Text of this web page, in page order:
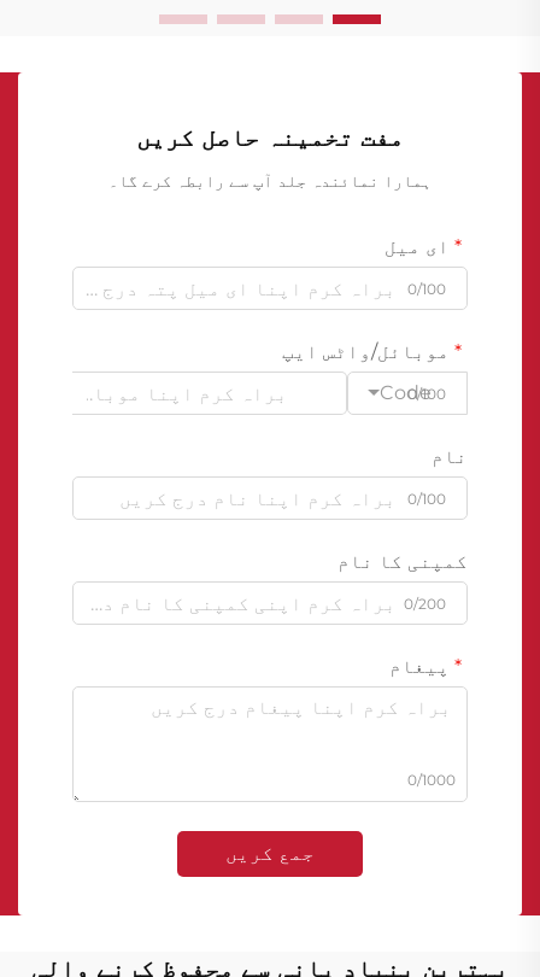
مفت تخمینہ حاصل کریں
ہمارا نمائندہ جلد آپ سے رابطہ کرے گا۔
ای میل
0/100
موبائل/واٹس ایپ
Code
0/100
نام
0/100
کمپنی کا نام
0/200
پیغام
0/1000
جمع کریں
بہترین بنیاد پانی سے محفوظ کرنے والی